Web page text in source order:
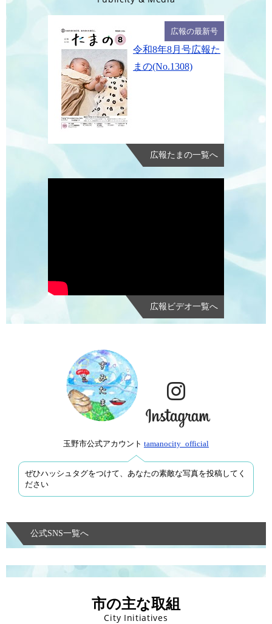
広報の最新号
令和8年8月号広報た
まの(No.1308)
広報たまの一覧へ
広報ビデオ一覧へ
玉野市公式アカウント tamanocity_official
ぜひハッシュタグをつけて、あなたの素敵な写真を投稿してく
ださい
公式SNS一覧へ
市の主な取組
City Initiatives